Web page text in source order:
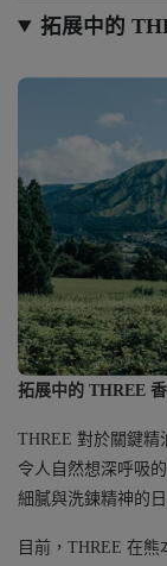
拓展中的
拓展中的 THREE
THREE 對於關鍵
令人自然想深呼吸
細膩與洗鍊精神的日
目前，THREE 在